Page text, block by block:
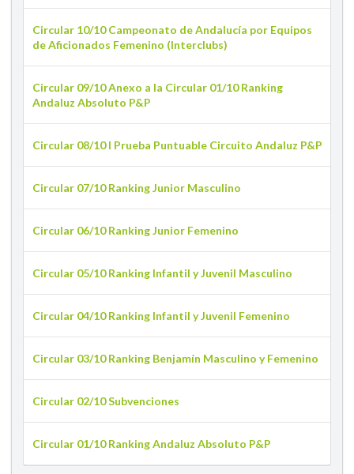
Circular 10/10 Campeonato de Andalucía por Equipos
de Aficionados Femenino (Interclubs)
Circular 09/10 Anexo a la Circular 01/10 Ranking
Andaluz Absoluto P&P
Circular 08/10 I Prueba Puntuable Circuito Andaluz P&P
Circular 07/10 Ranking Junior Masculino
Circular 06/10 Ranking Junior Femenino
Circular 05/10 Ranking Infantil y Juvenil Masculino
Circular 04/10 Ranking Infantil y Juvenil Femenino
Circular 03/10 Ranking Benjamín Masculino y Femenino
Circular 02/10 Subvenciones
Circular 01/10 Ranking Andaluz Absoluto P&P